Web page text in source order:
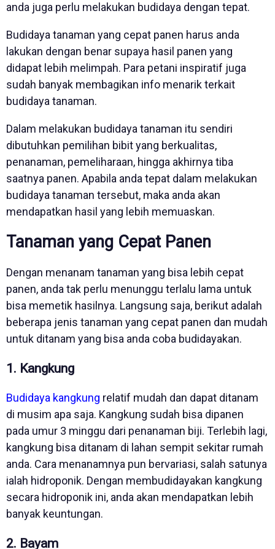
anda juga perlu melakukan budidaya dengan tepat.
Budidaya tanaman yang cepat panen harus anda
lakukan dengan benar supaya hasil panen yang
didapat lebih melimpah. Para petani inspiratif juga
sudah banyak membagikan info menarik terkait
budidaya tanaman.
Dalam melakukan budidaya tanaman itu sendiri
dibutuhkan pemilihan bibit yang berkualitas,
penanaman, pemeliharaan, hingga akhirnya tiba
saatnya panen. Apabila anda tepat dalam melakukan
budidaya tanaman tersebut, maka anda akan
mendapatkan hasil yang lebih memuaskan.
Tanaman yang Cepat Panen
Dengan menanam tanaman yang bisa lebih cepat
panen, anda tak perlu menunggu terlalu lama untuk
bisa memetik hasilnya. Langsung saja, berikut adalah
beberapa jenis tanaman yang cepat panen dan mudah
untuk ditanam yang bisa anda coba budidayakan.
1. Kangkung
Budidaya kangkung relatif mudah dan dapat ditanam
di musim apa saja. Kangkung sudah bisa dipanen
pada umur 3 minggu dari penanaman biji. Terlebih lagi,
kangkung bisa ditanam di lahan sempit sekitar rumah
anda. Cara menanamnya pun bervariasi, salah satunya
ialah hidroponik. Dengan membudidayakan kangkung
secara hidroponik ini, anda akan mendapatkan lebih
banyak keuntungan.
2. Bayam